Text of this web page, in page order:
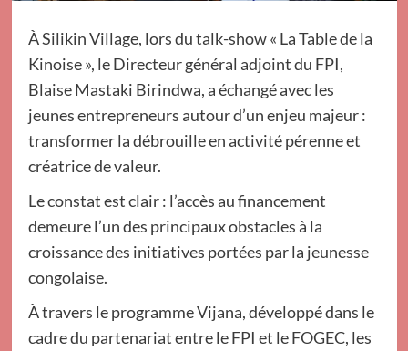
À Silikin Village, lors du talk-show « La Table de la
Kinoise », le Directeur général adjoint du FPI,
Blaise Mastaki Birindwa, a échangé avec les
jeunes entrepreneurs autour d’un enjeu majeur :
transformer la débrouille en activité pérenne et
créatrice de valeur.
Le constat est clair : l’accès au financement
demeure l’un des principaux obstacles à la
croissance des initiatives portées par la jeunesse
congolaise.
À travers le programme Vijana, développé dans le
cadre du partenariat entre le FPI et le FOGEC, les